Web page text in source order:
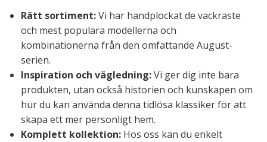
Rätt sortiment:Vi har handplockat de vackraste
och mest populära modellerna och
kombinationerna från den omfattande August-
serien.
Inspiration och vägledning:Vi ger dig inte bara
produkten, utan också historien och kunskapen om
hur du kan använda denna tidlösa klassiker för att
skapa ett mer personligt hem.
Komplett kollektion: Hos oss kan du enkelt